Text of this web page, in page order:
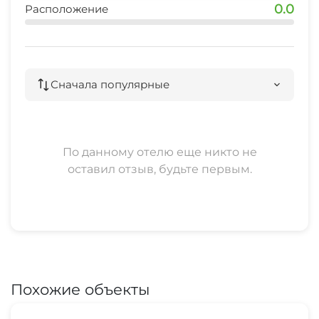
Расположение 0.0
Сначала популярные
По данному отелю еще никто не
оставил отзыв, будьте первым.
Похожие объекты